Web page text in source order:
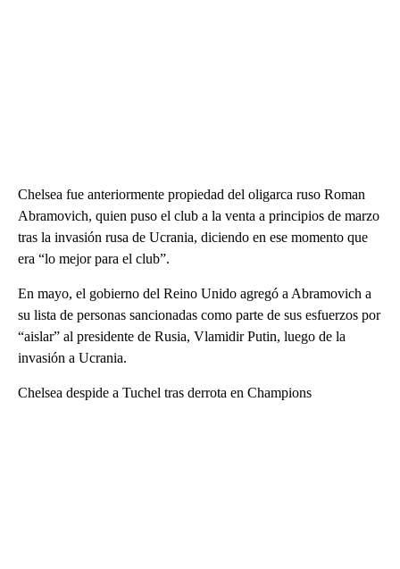
Chelsea fue anteriormente propiedad del oligarca ruso Roman
Abramovich, quien puso el club a la venta a principios de marzo
tras la invasión rusa de Ucrania, diciendo en ese momento que
era “lo mejor para el club”.
En mayo, el gobierno del Reino Unido agregó a Abramovich a
su lista de personas sancionadas como parte de sus esfuerzos por
“aislar” al presidente de Rusia, Vlamidir Putin, luego de la
invasión a Ucrania.
Chelsea despide a Tuchel tras derrota en Champions